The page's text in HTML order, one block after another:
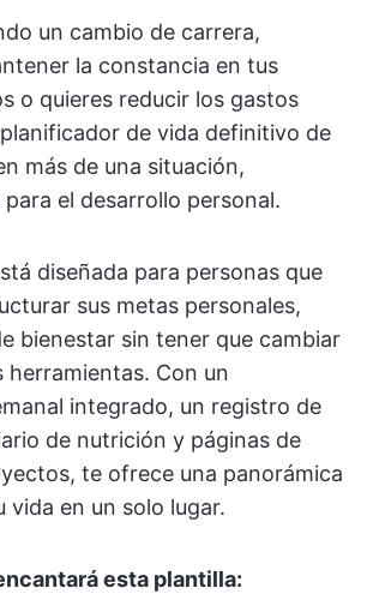
un cambio de carrera,
la constancia en tus
o quieres reducir los gastos
de vida definitivo de
más de una situación,
el desarrollo personal.
diseñada para personas que
sus metas personales,
bienestar sin tener que cambiar
herramientas. Con un
integrado, un registro de
de nutrición y páginas de
te ofrece una panorámica
vida en un solo lugar.
esta plantilla: